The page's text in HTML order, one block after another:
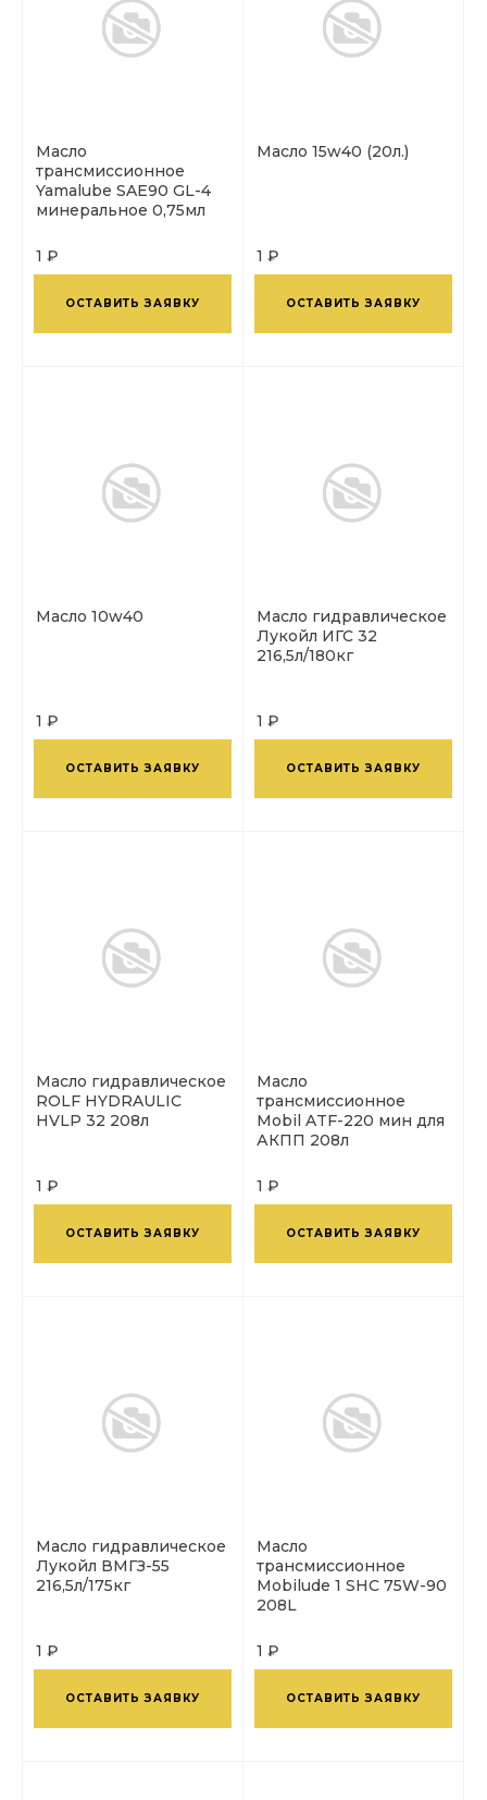
Масло
трансмиссионное
Yamalube SAE90 GL-4
минеральное 0,75мл
1 ₽
ОСТАВИТЬ ЗАЯВКУ
Масло 15w40 (20л.)
1 ₽
ОСТАВИТЬ ЗАЯВКУ
Масло 10w40
1 ₽
ОСТАВИТЬ ЗАЯВКУ
Масло гидравлическое
Лукойл ИГС 32
216,5л/180кг
1 ₽
ОСТАВИТЬ ЗАЯВКУ
Масло гидравлическое
ROLF HYDRAULIC
HVLP 32 208л
1 ₽
ОСТАВИТЬ ЗАЯВКУ
Масло
трансмиссионное
Mobil ATF-220 мин для
АКПП 208л
1 ₽
ОСТАВИТЬ ЗАЯВКУ
Масло гидравлическое
Лукойл ВМГЗ-55
216,5л/175кг
1 ₽
ОСТАВИТЬ ЗАЯВКУ
Масло
трансмиссионное
Mobilude 1 SHC 75W-90
208L
1 ₽
ОСТАВИТЬ ЗАЯВКУ